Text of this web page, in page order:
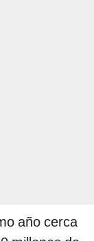
año cerca